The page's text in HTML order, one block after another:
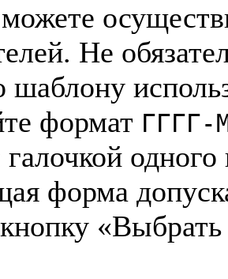
Не
шаблону
формат ГГГГ-
форма